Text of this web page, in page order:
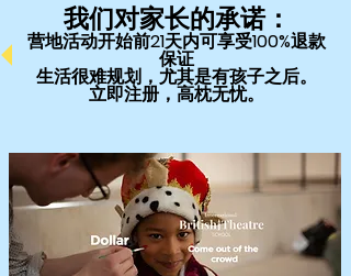
我们对家长的承诺：
营地活动开始前21天内可享受100%退款
保证
生活很难规划，尤其是有孩子之后。
立即注册，高枕无忧。